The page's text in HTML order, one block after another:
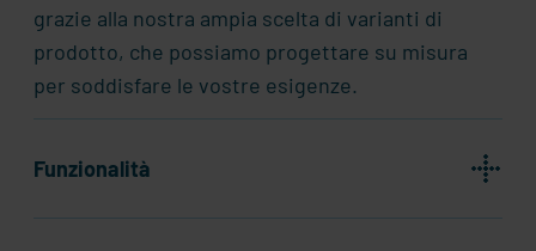
grazie alla nostra ampia scelta di varianti di
prodotto, che possiamo progettare su misura
per soddisfare le vostre esigenze.
Funzionalità